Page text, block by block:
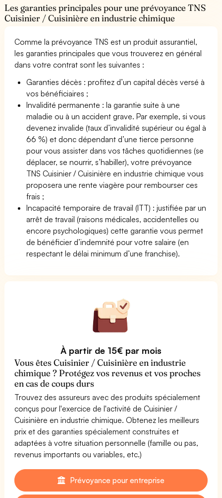
Les garanties principales pour une prévoyance TNS
Cuisinier / Cuisinière en industrie chimique
Comme la prévoyance TNS est un produit assurantiel,
les garanties principales que vous trouverez en général
dans votre contrat sont les suivantes :
Garanties décès : profitez d’un capital décès versé à
vos bénéficiaires ;
Invalidité permanente : la garantie suite à une
maladie ou à un accident grave. Par exemple, si vous
devenez invalide (taux d’invalidité supérieur ou égal à
66 %) et donc dépendant d’une tierce personne
pour vous assister dans vos tâches quotidiennes (se
déplacer, se nourrir, s’habiller), votre prévoyance
TNS Cuisinier / Cuisinière en industrie chimique vous
proposera une rente viagère pour rembourser ces
frais ;
Incapacité temporaire de travail (ITT) : justifiée par un
arrêt de travail (raisons médicales, accidentelles ou
encore psychologiques) cette garantie vous permet
de bénéficier d’indemnité pour votre salaire (en
respectant le délai minimum d’une franchise).
À partir de 15€ par mois
Vous êtes Cuisinier / Cuisinière en industrie
chimique ? Protégez vos revenus et vos proches
en cas de coups durs
Trouvez des assureurs avec des produits spécialement
conçus pour l'exercice de l'activité de Cuisinier /
Cuisinière en industrie chimique. Obtenez les meilleurs
prix et des garanties spécialement construites et
adaptées à votre situation personnelle (famille ou pas,
revenus importants ou variables, etc.)
Prévoyance pour entreprise